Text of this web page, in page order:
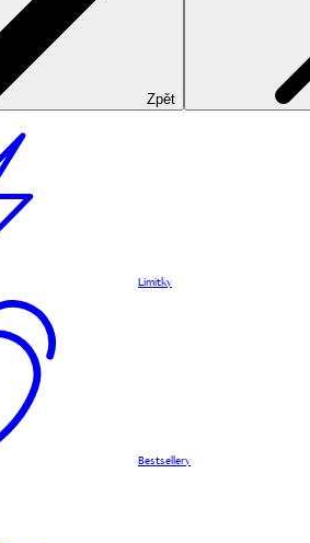
Zpět
Limitky
Bestsellery